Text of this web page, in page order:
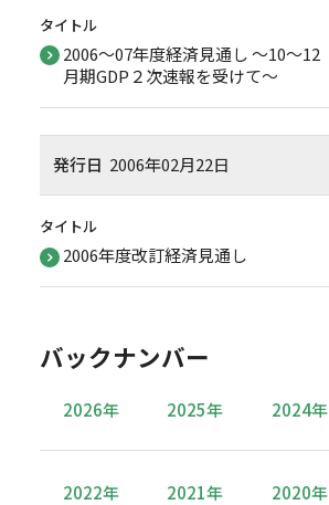
タイトル
2006～07年度経済見通し ～10～12
月期GDP２次速報を受けて～
発行日 2006年02月22日
タイトル
2006年度改訂経済見通し
バックナンバー
2026年 2025年 2024年
2022年 2021年 2020年